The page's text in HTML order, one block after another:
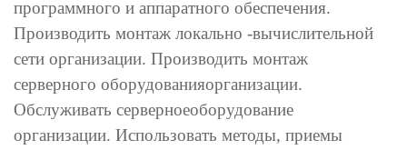
программного и аппаратного обеспечения.
Производить монтаж локально -вычислительной
сети организации. Производить монтаж
серверного оборудованияорганизации.
Обслуживать серверноеоборудование
организации. Использовать методы, приемы